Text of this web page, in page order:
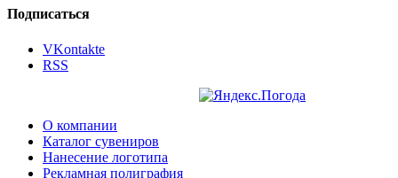
Подписаться
VKontakte
RSS
О компании
Каталог сувениров
Нанесение логотипа
Рекламная полиграфия